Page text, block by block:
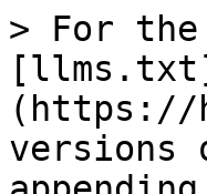
> For the
(https://
versions